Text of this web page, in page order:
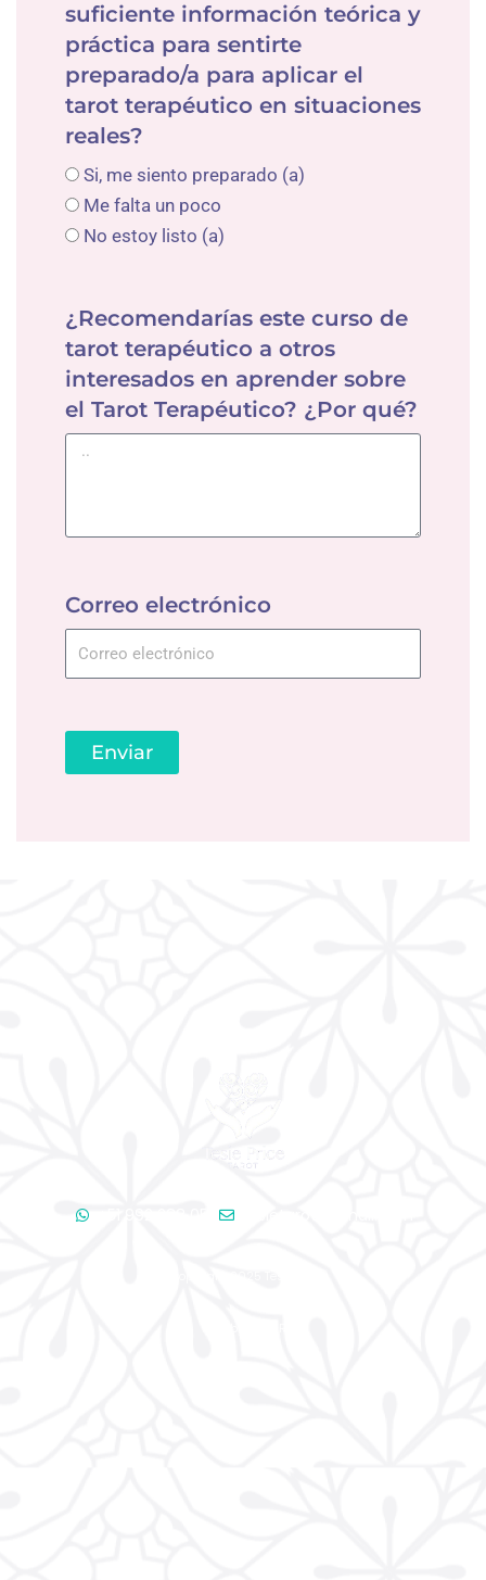
suficiente información teórica y
práctica para sentirte
preparado/a para aplicar el
tarot terapéutico en situaciones
reales?
Si, me siento preparado (a)
Me falta un poco
No estoy listo (a)
¿Recomendarías este curso de
tarot terapéutico a otros
interesados en aprender sobre
el Tarot Terapéutico? ¿Por qué?
Correo electrónico
Enviar